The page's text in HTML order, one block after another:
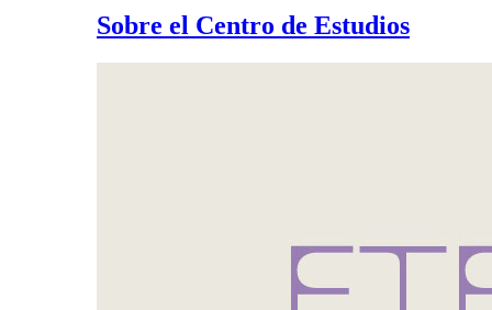
Sobre el Centro de Estudios